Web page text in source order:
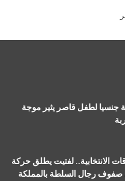
جنسيا لطفل قاصر يثير موجة
الانتخابية.. لفتيت يطلق حركة
صفوف رجال السلطة بالمملكة